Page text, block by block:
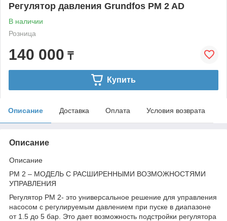
Регулятор давления Grundfos PM 2 AD
В наличии
Розница
140 000 ₸
Купить
Описание Доставка Оплата Условия возврата
Описание
Описание
PM 2 – МОДЕЛЬ С РАСШИРЕННЫМИ ВОЗМОЖНОСТЯМИ
УПРАВЛЕНИЯ
Регулятор PM 2- это универсальное решение для управления
насосом с регулируемым давлением при пуске в диапазоне
от 1.5 до 5 бар. Это дает возможность подстройки регулятора